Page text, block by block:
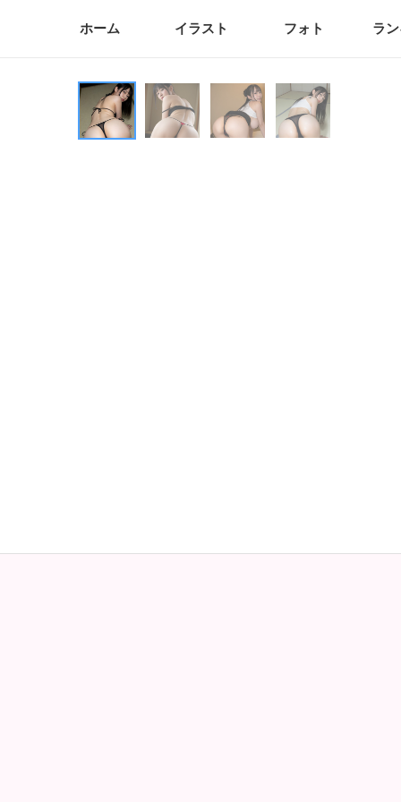
ホーム イラスト フォト ラ